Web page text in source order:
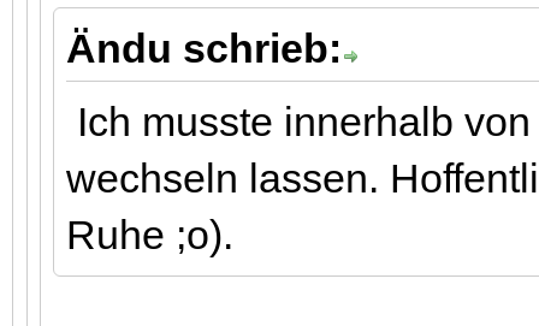
Ändu schrieb:
Ich musste innerhalb
wechseln lassen.
Ruhe ;o).